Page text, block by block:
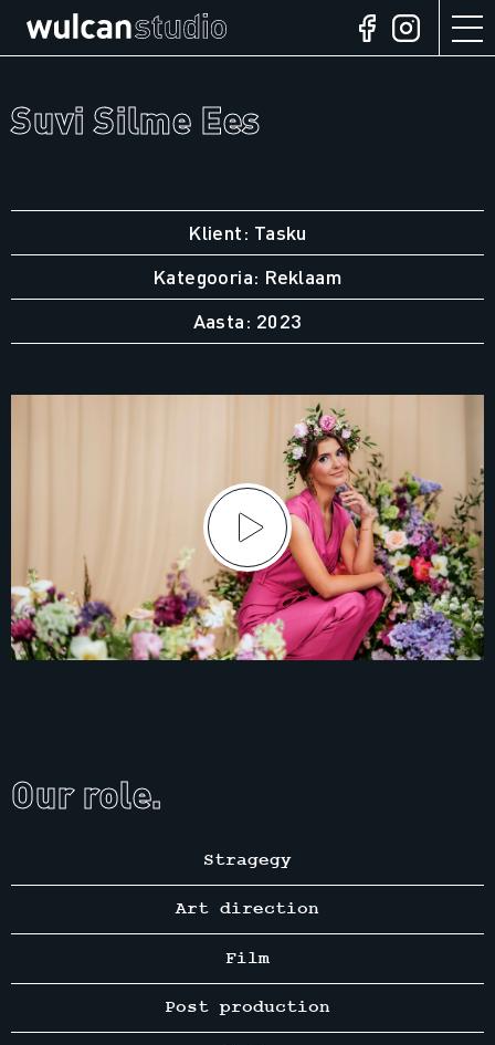
Suvi Silme Ees
Klient: Tasku
Kategooria: Reklaam
Aasta: 2023
Our role.
Stragegy
Art direction
Film
Post production